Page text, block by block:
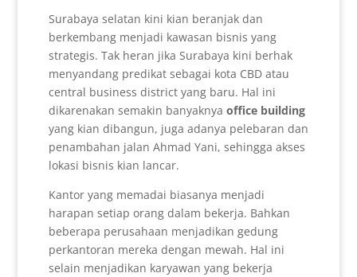
Surabaya selatan kini kian beranjak dan
berkembang menjadi kawasan bisnis yang
strategis. Tak heran jika Surabaya kini berhak
menyandang predikat sebagai kota CBD atau
central business district yang baru. Hal ini
dikarenakan semakin banyaknya office building
yang kian dibangun, juga adanya pelebaran dan
penambahan jalan Ahmad Yani, sehingga akses
lokasi bisnis kian lancar.
Kantor yang memadai biasanya menjadi
harapan setiap orang dalam bekerja. Bahkan
beberapa perusahaan menjadikan gedung
perkantoran mereka dengan mewah. Hal ini
selain menjadikan karyawan yang bekerja